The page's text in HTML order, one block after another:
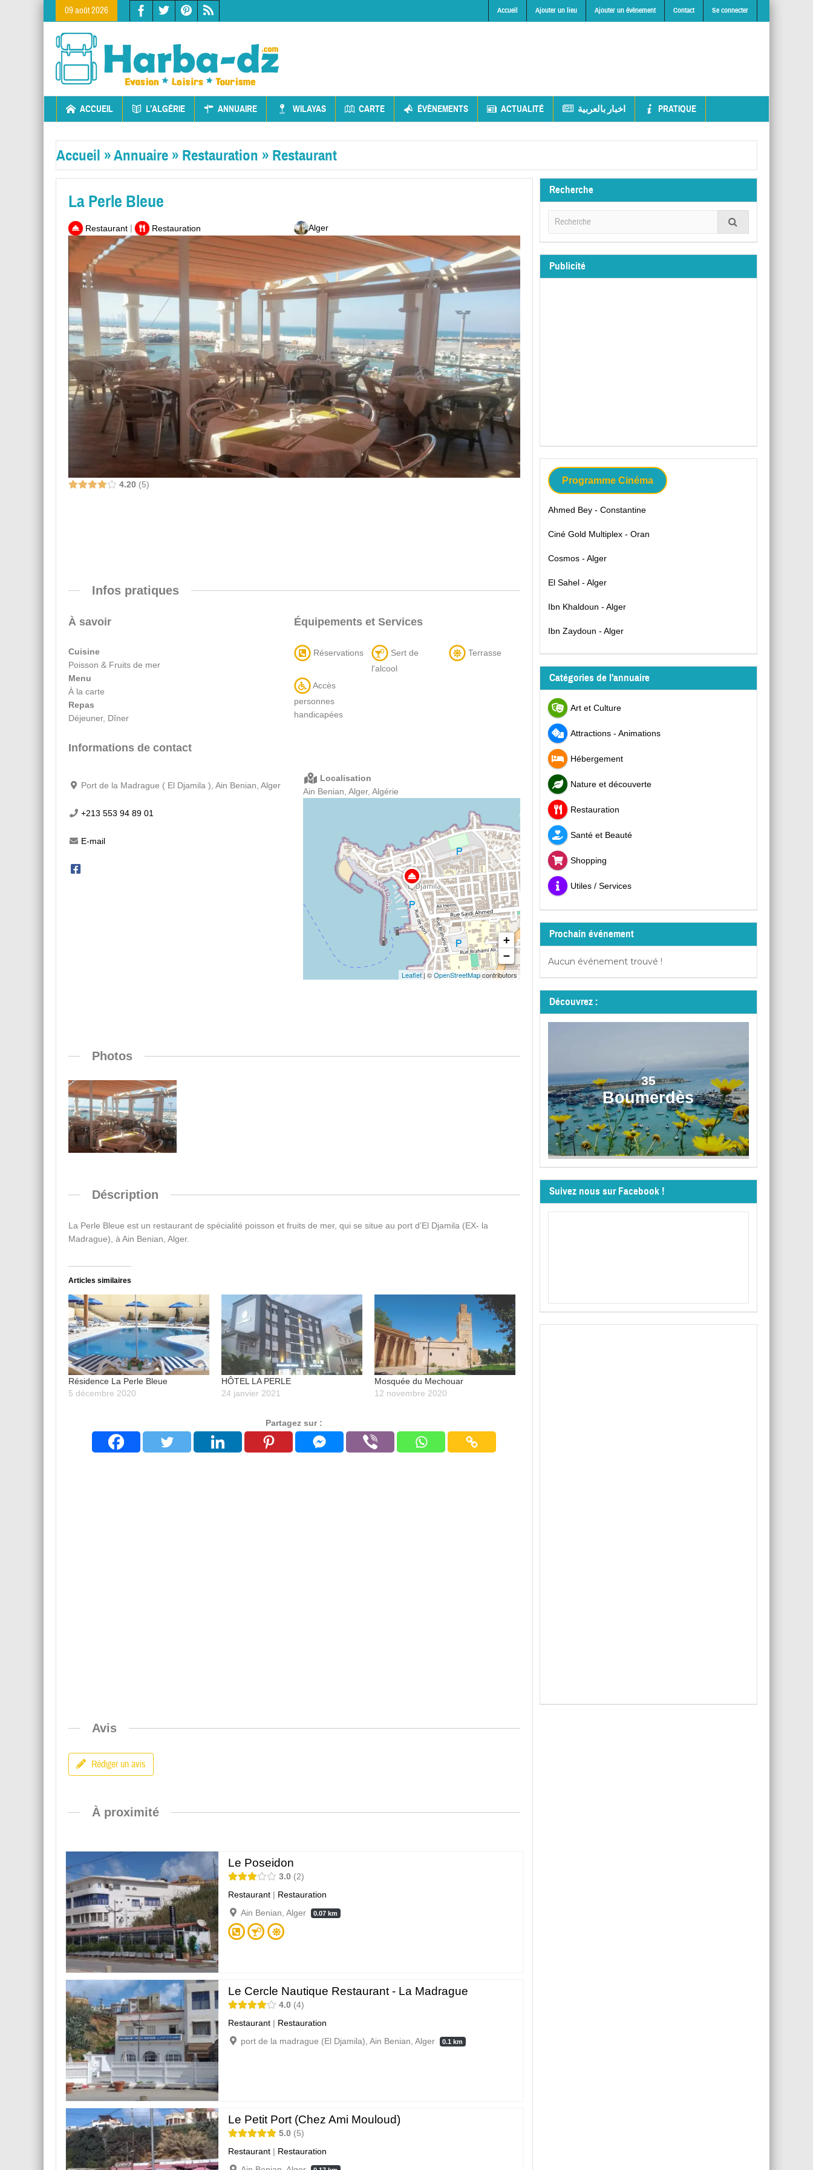
09 août 2026 Accueil Ajouter un lieu Ajouter un évènement Contact Se connecter
ACCUEIL L’ALGÉRIE ANNUAIRE WILAYAS CARTE ÉVÈNEMENTS ACTUALITÉ اخبار بالعربية PRATIQUE
Accueil »Annuaire » Restauration » Restaurant
La Perle Bleue
Restaurant | Restauration Alger
4.20 5
Infos pratiques
À savoir
Cuisine
Poisson & Fruits de mer
Menu
À la carte
Repas
Déjeuner, Dîner
Équipements et Services
Réservations
Sert de
l'alcool
Terrasse
Accès
personnes
handicapées
Informations de contact
Port de la Madrague ( El Djamila ), Ain Benian, Alger
+213 553 94 89 01
E-mail
Localisation
Ain Benian, Alger, Algérie
+
−
Leaflet| ©OpenStreetMapcontributors
Photos
Déscription
La Perle Bleue est un restaurant de spécialité poisson et fruits de mer, qui se situe au port d’El Djamila (EX- la
Madrague), à Ain Benian, Alger.
Articles similaires
Résidence La Perle Bleue
5 décembre 2020
HÔTEL LA PERLE
24 janvier 2021
Mosquée du Mechouar
12 novembre 2020
Partagez sur :
Avis
Rédiger un avis
À proximité
Le Poseidon
3.0 2
Restaurant| Restauration
Ain Benian, Alger
0.07 km
Le Cercle Nautique Restaurant - La Madrague
4.0 4
Restaurant| Restauration
port de la madrague (El Djamila), Ain Benian, Alger
0.1 km
Le Petit Port (Chez Ami Mouloud)
5.0 5
Restaurant| Restauration
Recherche
Publicité
Programme Cinéma
Ahmed Bey - Constantine
Ciné Gold Multiplex - Oran
Cosmos - Alger
El Sahel - Alger
Ibn Khaldoun - Alger
Ibn Zaydoun - Alger
Catégories de l'annuaire
Art et Culture
Attractions - Animations
Hébergement
Nature et découverte
Restauration
Santé et Beauté
Shopping
Utiles / Services
Prochain événement
Aucun événement trouvé !
Découvrez :
35
Boumerdès
Suivez nous sur Facebook !